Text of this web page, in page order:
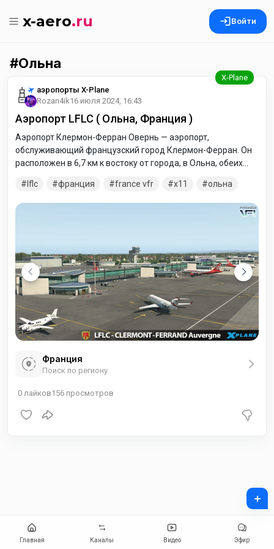
x-aero.ru Войти
Ольна
аэропорты X-Plane
Rozan4ik16 июля 2024, 16:43
Аэропорт LFLC ( Ольна, Франция )
Аэропорт Клермон-Ферран Овернь — аэропорт,
обслуживающий французский город Клермон-Ферран. Он
расположен в 6,7 км к востоку от города, в Ольна, обеих
Франции, в центре Франции.
lflc франция france vfr x11 ольна
Франция
Поиск по региону
0 лайков156 просмотров
Главная Каналы Видео Эфир
+